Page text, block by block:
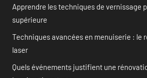
Apprendre les techniques de vernissage
supérieure
Techniques avancées en menuiserie : le
laser
Quels événements justifient une